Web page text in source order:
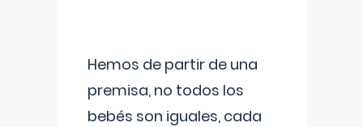
Hemos de partir de una
premisa, no todos los
bebés son iguales, cada